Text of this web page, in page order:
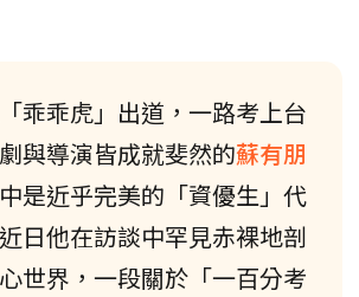
乖乖虎」出道，一路考上台
與導演皆成就斐然的蘇有朋
是近乎完美的「資優生」代
日他在訪談中罕見赤裸地剖
世界，一段關於「一百分考